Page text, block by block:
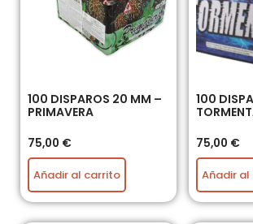
100 DISPAROS 20 MM –
PRIMAVERA
75,00 €
Añadir al carrito
100
75,00 €
Añadir